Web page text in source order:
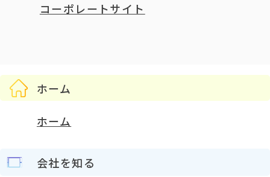
コーポレートサイト
ホーム
ホーム
会社を知る